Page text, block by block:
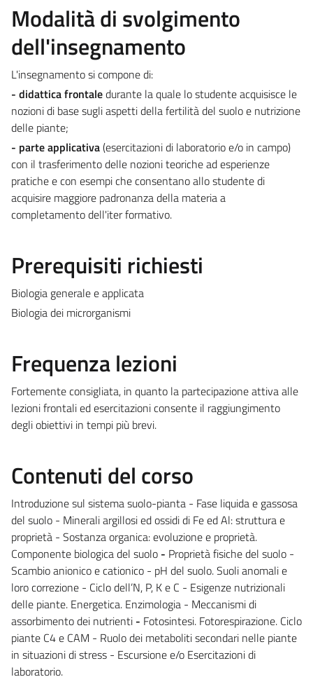
Modalità di svolgimento
dell'insegnamento
L'insegnamento si compone di:
- didattica frontaledurante la quale lo studente acquisisce le
nozioni di base sugli aspetti della fertilità del suolo e nutrizione
delle piante;
- parte applicativa(esercitazioni di laboratorio e/o in campo)
con il trasferimento delle nozioni teoriche ad esperienze
pratiche e con esempi che consentano allo studente di
acquisire maggiore padronanza della materia a
completamento dell'iter formativo.
Prerequisiti richiesti
Biologia generale e applicata
Biologia dei microrganismi
Frequenza lezioni
Fortemente consigliata, in quanto la partecipazione attiva alle
lezioni frontali ed esercitazioni consente il raggiungimento
degli obiettivi in tempi più brevi.
Contenuti del corso
Introduzione sul sistema suolo-pianta - Fase liquida e gassosa
del suolo - Minerali argillosi ed ossidi di Fe ed Al: struttura e
proprietà - Sostanza organica: evoluzione e proprietà.
Componente biologica del suolo - Proprietà fisiche del suolo -
Scambio anionico e cationico - pH del suolo. Suoli anomali e
loro correzione - Ciclo dell’N, P, K e C - Esigenze nutrizionali
delle piante. Energetica. Enzimologia - Meccanismi di
assorbimento dei nutrienti - Fotosintesi. Fotorespirazione. Ciclo
piante C4 e CAM - Ruolo dei metaboliti secondari nelle piante
in situazioni di stress - Escursione e/o Esercitazioni di
laboratorio.